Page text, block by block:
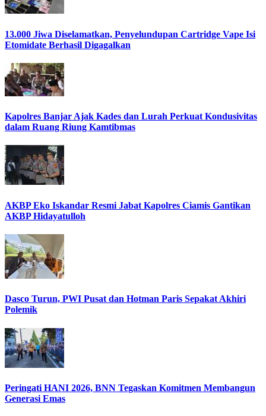
13.000 Jiwa Diselamatkan, Penyelundupan Cartridge Vape Isi
Etomidate Berhasil Digagalkan
Kapolres Banjar Ajak Kades dan Lurah Perkuat Kondusivitas
dalam Ruang Riung Kamtibmas
AKBP Eko Iskandar Resmi Jabat Kapolres Ciamis Gantikan
AKBP Hidayatulloh
Dasco Turun, PWI Pusat dan Hotman Paris Sepakat Akhiri
Polemik
Peringati HANI 2026, BNN Tegaskan Komitmen Membangun
Generasi Emas